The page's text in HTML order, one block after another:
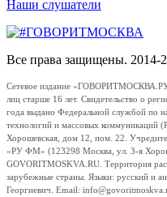
Наши слушатели
Все права защищены. 2014-
Сетевое издание
лиц старше 16 лет. Свидетельство о
года выдано Федеральной службой по
технологий и массовых коммуникаций
Хорошевская, дом 12, пом. 22.
«РУ ФМ» (123298 Москва, ул. 3-я
GOVORITMOSKVA.RU. Территория
зарубежные страны. Языки: русский и
Георгиевич. Email: